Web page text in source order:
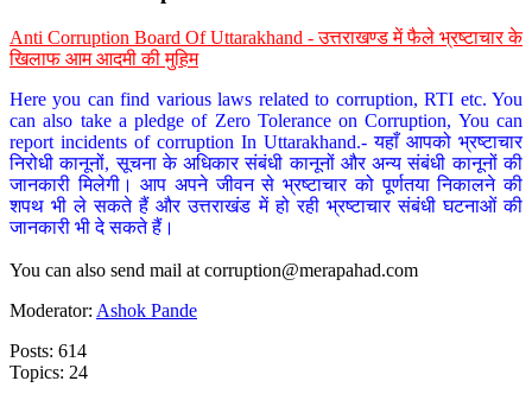
Anti Corruption Board Of Uttarakhand - उत्तराखण्ड में फैले भ्रष्टाचार के
खिलाफ आम आदमी की मुहिम
Here you can find various laws related to corruption, RTI etc. You
can also take a pledge of Zero Tolerance on Corruption, You can
report incidents of corruption In Uttarakhand.- यहाँ आपको भ्रष्टाचार
निरोधी कानूनों, सूचना के अधिकार संबंधी कानूनों और अन्य संबंधी कानूनों की
जानकारी मिलेगी। आप अपने जीवन से भ्रष्टाचार को पूर्णतया निकालने की
शपथ भी ले सकते हैं और उत्तराखंड में हो रही भ्रष्टाचार संबंधी घटनाओं की
जानकारी भी दे सकते हैं।
You can also send mail at corruption@merapahad.com
Moderator: Ashok Pande
Posts: 614
Topics: 24